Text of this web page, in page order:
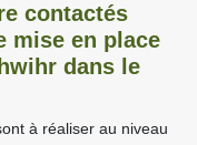
contactés
mise en place
dans le
à réaliser au niveau